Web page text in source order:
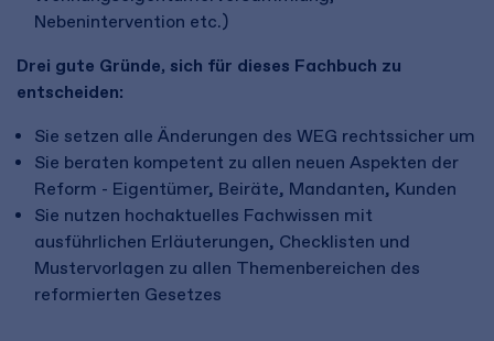
Nebenintervention etc.)
Drei gute Gründe, sich für dieses Fachbuch zu
entscheiden:
Sie setzen alle Änderungen des WEG rechtssicher um
Sie beraten kompetent zu allen neuen Aspekten der
Reform - Eigentümer, Beiräte, Mandanten, Kunden
Sie nutzen hochaktuelles Fachwissen mit
ausführlichen Erläuterungen, Checklisten und
Mustervorlagen zu allen Themenbereichen des
reformierten Gesetzes